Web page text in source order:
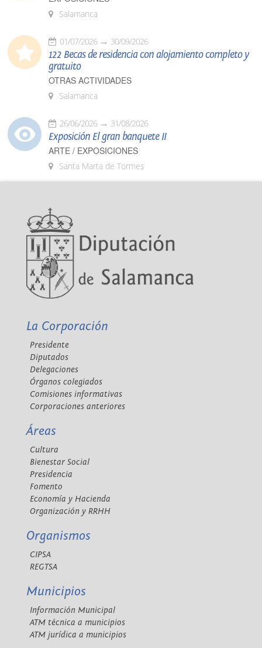
Salamanca
01/07/2026 30/09/2026
122 Becas de residencia con alojamiento completo y
gratuito
OTRAS ACTIVIDADES
Salamanca
26/06/2026 31/08/2026
Exposición El gran banquete II
ARTE / EXPOSICIONES
Santa Marta de Tormes
La Corporación
Presidente
Diputados
Delegaciones
Órganos colegiados
Comisiones informativas
Corporaciones anteriores
Áreas
Cultura
Bienestar Social
Presidencia
Fomento
Economía y Hacienda
Organización y RRHH
Organismos
CIPSA
REGTSA
Municipios
Información Municipal
ATM técnica a municipios
ATM jurídica a municipios